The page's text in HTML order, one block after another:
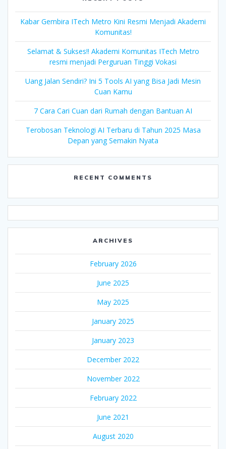
Kabar Gembira ITech Metro Kini Resmi Menjadi Akademi
Komunitas!
Selamat & Sukses!! Akademi Komunitas ITech Metro
resmi menjadi Perguruan Tinggi Vokasi
Uang Jalan Sendiri? Ini 5 Tools AI yang Bisa Jadi Mesin
Cuan Kamu
7 Cara Cari Cuan dari Rumah dengan Bantuan AI
Terobosan Teknologi AI Terbaru di Tahun 2025 Masa
Depan yang Semakin Nyata
RECENT COMMENTS
ARCHIVES
February 2026
June 2025
May 2025
January 2025
January 2023
December 2022
November 2022
February 2022
June 2021
August 2020